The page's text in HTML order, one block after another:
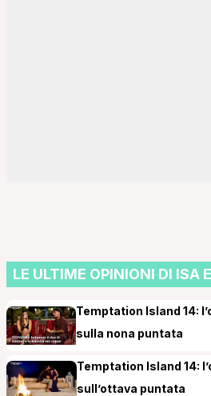
LE ULTIME OPINIONI DI ISA
Temptation Island 14:
sulla nona puntata
Temptation Island 14:
sull’ottava puntata